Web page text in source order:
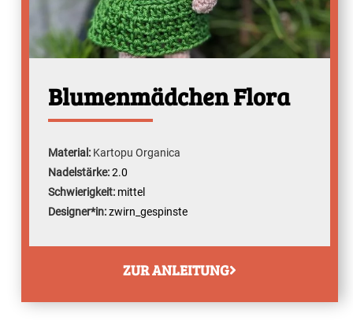
Blumenmädchen Flora
Material: Kartopu Organica
Nadelstärke:2.0
Schwierigkeit: mittel
Designer*in:zwirn_gespinste
ZUR ANLEITUNG